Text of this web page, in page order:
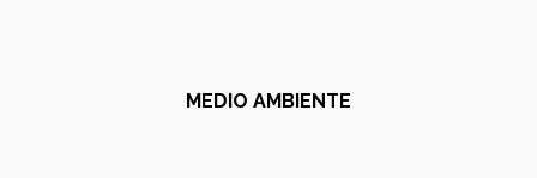
MEDIO AMBIENTE